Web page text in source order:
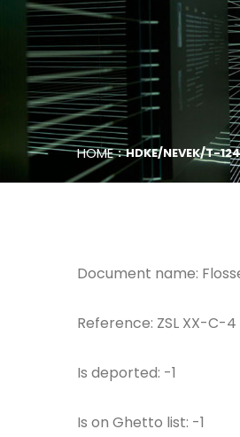
HOME HDKE/NEVEK/T-124
Document name:
Reference: ZSL XX-C-4
Is deported: -1
Is on Ghetto list: -1